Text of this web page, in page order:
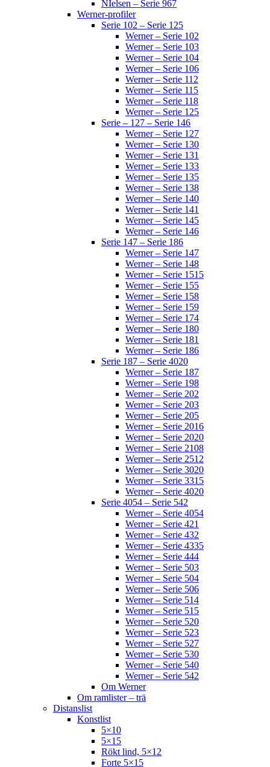
NIelsen – Serie 967
Werner-profiler
Serie 102 – Serie 125
Werner – Serie 102
Werner – Serie 103
Werner – Serie 104
Werner – Serie 106
Werner – Serie 112
Werner – Serie 115
Werner – Serie 118
Werner – Serie 125
Serie – 127 – Serie 146
Werner – Serie 127
Werner – Serie 130
Werner – Serie 131
Werner – Serie 133
Werner – Serie 135
Werner – Serie 138
Werner – Serie 140
Werner – Serie 141
Werner – Serie 145
Werner – Serie 146
Serie 147 – Serie 186
Werner – Serie 147
Werner – Serie 148
Werner – Serie 1515
Werner – Serie 155
Werner – Serie 158
Werner – Serie 159
Werner – Serie 174
Werner – Serie 180
Werner – Serie 181
Werner – Serie 186
Serie 187 – Serie 4020
Werner – Serie 187
Werner – Serie 198
Werner – Serie 202
Werner – Serie 203
Werner – Serie 205
Werner – Serie 2016
Werner – Serie 2020
Werner – Serie 2108
Werner – Serie 2512
Werner – Serie 3020
Werner – Serie 3315
Werner – Serie 4020
Serie 4054 – Serie 542
Werner – Serie 4054
Werner – Serie 421
Werner – Serie 432
Werner – Serie 4335
Werner – Serie 444
Werner – Serie 503
Werner – Serie 504
Werner – Serie 506
Werner – Serie 514
Werner – Serie 515
Werner – Serie 520
Werner – Serie 523
Werner – Serie 527
Werner – Serie 530
Werner – Serie 540
Werner – Serie 542
Om Werner
Om ramlister – trä
Distanslist
Konstlist
5×10
5×15
Rökt lind, 5×12
Forte 5×15